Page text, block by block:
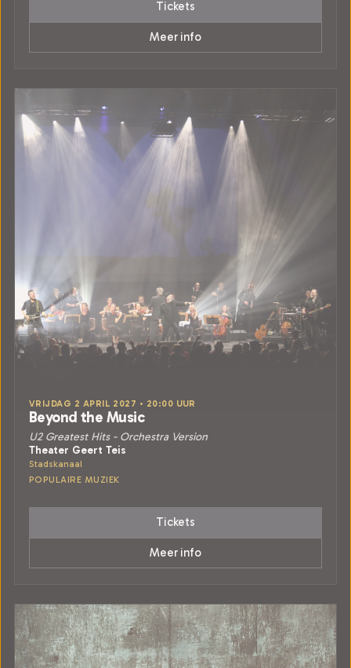
Tickets
Meer info
VRIJDAG 2 APRIL 2027 • 20:00 UUR
Beyond the Music
U2 Greatest Hits - Orchestra Version
Theater Geert Teis
Stadskanaal
POPULAIRE MUZIEK
Tickets
Meer info